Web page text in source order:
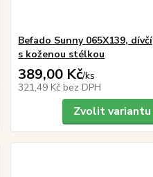
Befado Sunny 065X139,
s koženou stélkou
389,00 Kč/ks
321,49 Kč bez DPH
Zvolit variantu